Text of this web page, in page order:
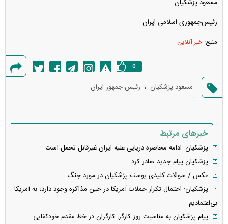
مسعود پزشکیان
رئیس‌جمهوری اسلامی ایران
منبع: خبر آنلاین
گزارش
خطا
0
مسعود پزشکیان ، رئیس جمهور ایران
خبرهای مرتبط
پزشکیان: ادامه محاصره دریایی علیه ایران غیرقابل‌ تحمل است
پزشکیان پیام جدید صادر کرد
عکس / سوالات کلیدی یوسف پزشکیان در مورد جنگ
پزشکیان: احتمال تکرار حملات آمریکا در حین مذاکره وجود دارد؛ به آمریکا
بی‌‌اعتمادیم
پیام پزشکیان به مناسبت روز کارگر: کارگران در خط مقدم خودکفایی